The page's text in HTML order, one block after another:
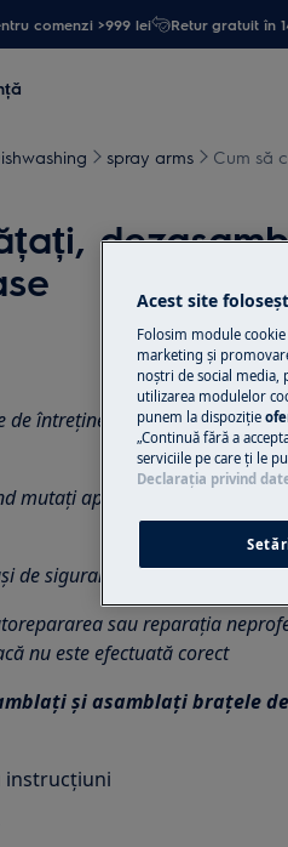
comenzi >999 lei Retur gratuit în
spray arms Cum să
întreținere, dezactivați
mutați aparatele, pentru
de siguranță și încălțăminte
sau reparația
nu este efectuată corect
și asamblați brațele
instrucțiuni
Acest site
Folosim module
marketing și
noștri de social media,
utilizarea modulelor
punem la dispoziţie
„Continuă fără a
serviciile pe care ţi le
Declaraţia privind